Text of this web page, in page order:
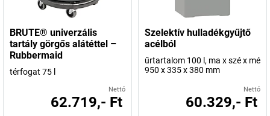
BRUTE® univerzális
tartály görgős alátéttel –
Rubbermaid
térfogat 75 l
Nettó
62.719,- Ft
Szelektív hulladékgyűjtő
acélból
űrtartalom 100 l, ma x szé x mé
950 x 335 x 380 mm
Nettó
60.329,- Ft